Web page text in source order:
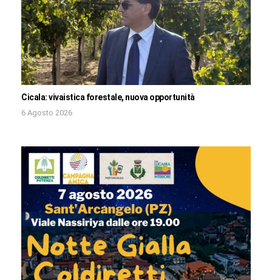
Cicala: vivaistica forestale, nuova opportunità
6 Agosto 2026